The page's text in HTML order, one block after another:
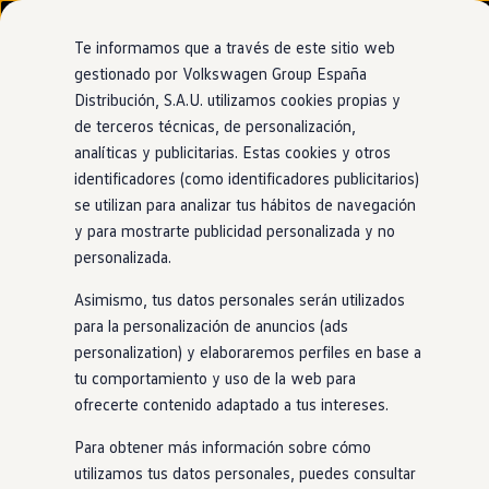
Ir
directamente
al contenido
Ir
directamente
al pie de
página
Nuevo ID. Cross
Vehículos Comerciales
Compra y ofertas
Volkswagen nuevo en stock
Volkswagen de ocasión
Financiación
My Renting
My Way
Seguros
Empresas
Autoescuelas
Eléctricos e híbridos
Más sobre híbridos
Plan Auto +
Etiquetas DGT
Simulador de autonomía, carga y ahorro
Carga y autonomía
Soluciones de carga
Tarifas de carga
Carga en casa
Modos de carga
Concesionario oficial de Volkswagen
Talleres Manchegos
Quintanar de la Orden
Te informamos que a través de este sitio web
gestionado por Volkswagen Group España
Distribución, S.A.U. utilizamos cookies propias y
de terceros técnicas, de personalización,
analíticas y publicitarias. Estas cookies y otros
identificadores (como identificadores publicitarios)
se utilizan para analizar tus hábitos de navegación
y para mostrarte publicidad personalizada y no
personalizada.
Asimismo, tus datos personales serán utilizados
para la personalización de anuncios (ads
personalization) y elaboraremos perfiles en base a
tu comportamiento y uso de la web para
ofrecerte contenido adaptado a tus intereses.
Para obtener más información sobre cómo
utilizamos tus datos personales, puedes consultar